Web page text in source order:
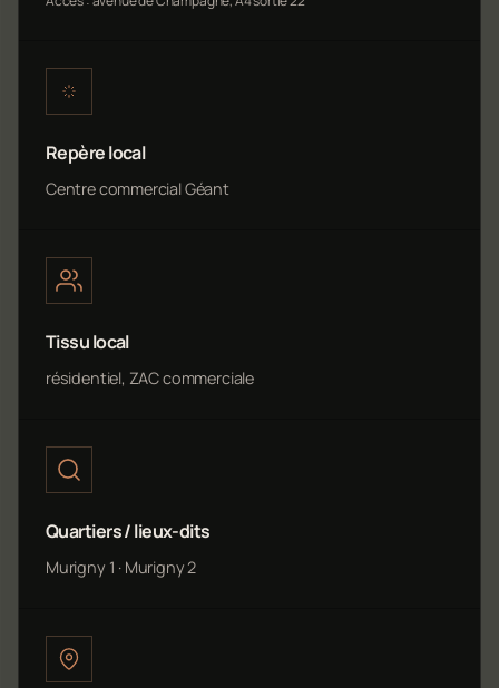
Repère local
Centre commercial Géant
Tissu local
résidentiel, ZAC commerciale
Quartiers / lieux-dits
Murigny 1 · Murigny 2